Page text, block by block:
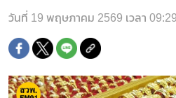
วันที่ 19 พฤษภาคม 2569 เวลา